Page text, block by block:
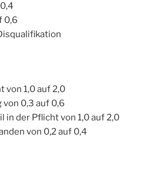
0,6
von 1,0 auf 2,0
0,3 auf 0,6
der Pflicht von 1,0 auf 2,0
von 0,2 auf 0,4